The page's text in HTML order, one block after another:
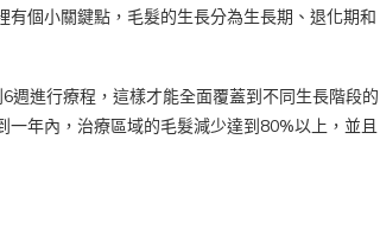
個小關鍵點，毛髮的生長分為生長期、退化期和
週進行療程，這樣才能全面覆蓋到不同生長階段的
年內，治療區域的毛髮減少達到80%以上，並且